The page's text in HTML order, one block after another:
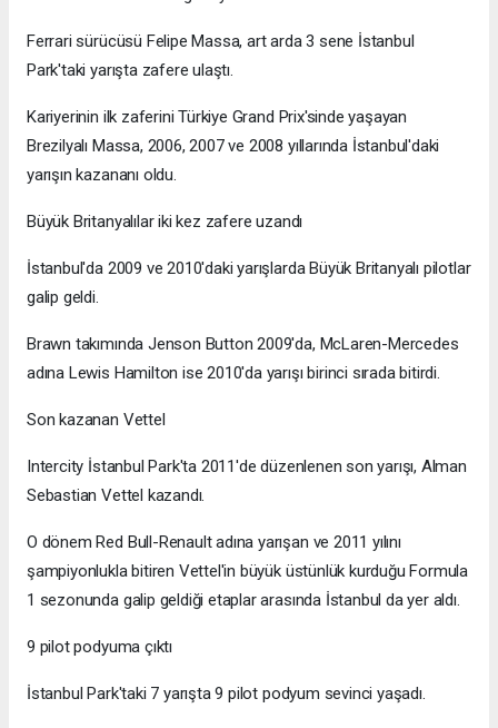
Ferrari sürücüsü Felipe Massa, art arda 3 sene İstanbul
Park'taki yarışta zafere ulaştı.
Kariyerinin ilk zaferini Türkiye Grand Prix'sinde yaşayan
Brezilyalı Massa, 2006, 2007 ve 2008 yıllarında İstanbul'daki
yarışın kazananı oldu.
Büyük Britanyalılar iki kez zafere uzandı
İstanbul'da 2009 ve 2010'daki yarışlarda Büyük Britanyalı pilotlar
galip geldi.
Brawn takımında Jenson Button 2009'da, McLaren-Mercedes
adına Lewis Hamilton ise 2010'da yarışı birinci sırada bitirdi.
Son kazanan Vettel
Intercity İstanbul Park'ta 2011'de düzenlenen son yarışı, Alman
Sebastian Vettel kazandı.
O dönem Red Bull-Renault adına yarışan ve 2011 yılını
şampiyonlukla bitiren Vettel'in büyük üstünlük kurduğu Formula
1 sezonunda galip geldiği etaplar arasında İstanbul da yer aldı.
9 pilot podyuma çıktı
İstanbul Park'taki 7 yarışta 9 pilot podyum sevinci yaşadı.